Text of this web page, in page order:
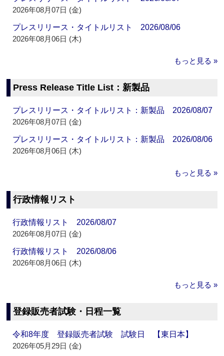
2026年08月07日 (金)
プレスリリース・タイトルリスト 2026/08/06
2026年08月06日 (木)
もっと見る »
Press Release Title List：新製品
プレスリリース・タイトルリスト：新製品 2026/08/07
2026年08月07日 (金)
プレスリリース・タイトルリスト：新製品 2026/08/06
2026年08月06日 (木)
もっと見る »
行政情報リスト
行政情報リスト 2026/08/07
2026年08月07日 (金)
行政情報リスト 2026/08/06
2026年08月06日 (木)
もっと見る »
登録販売者試験・日程一覧
令和8年度 登録販売者試験 試験日 【東日本】
2026年05月29日 (金)